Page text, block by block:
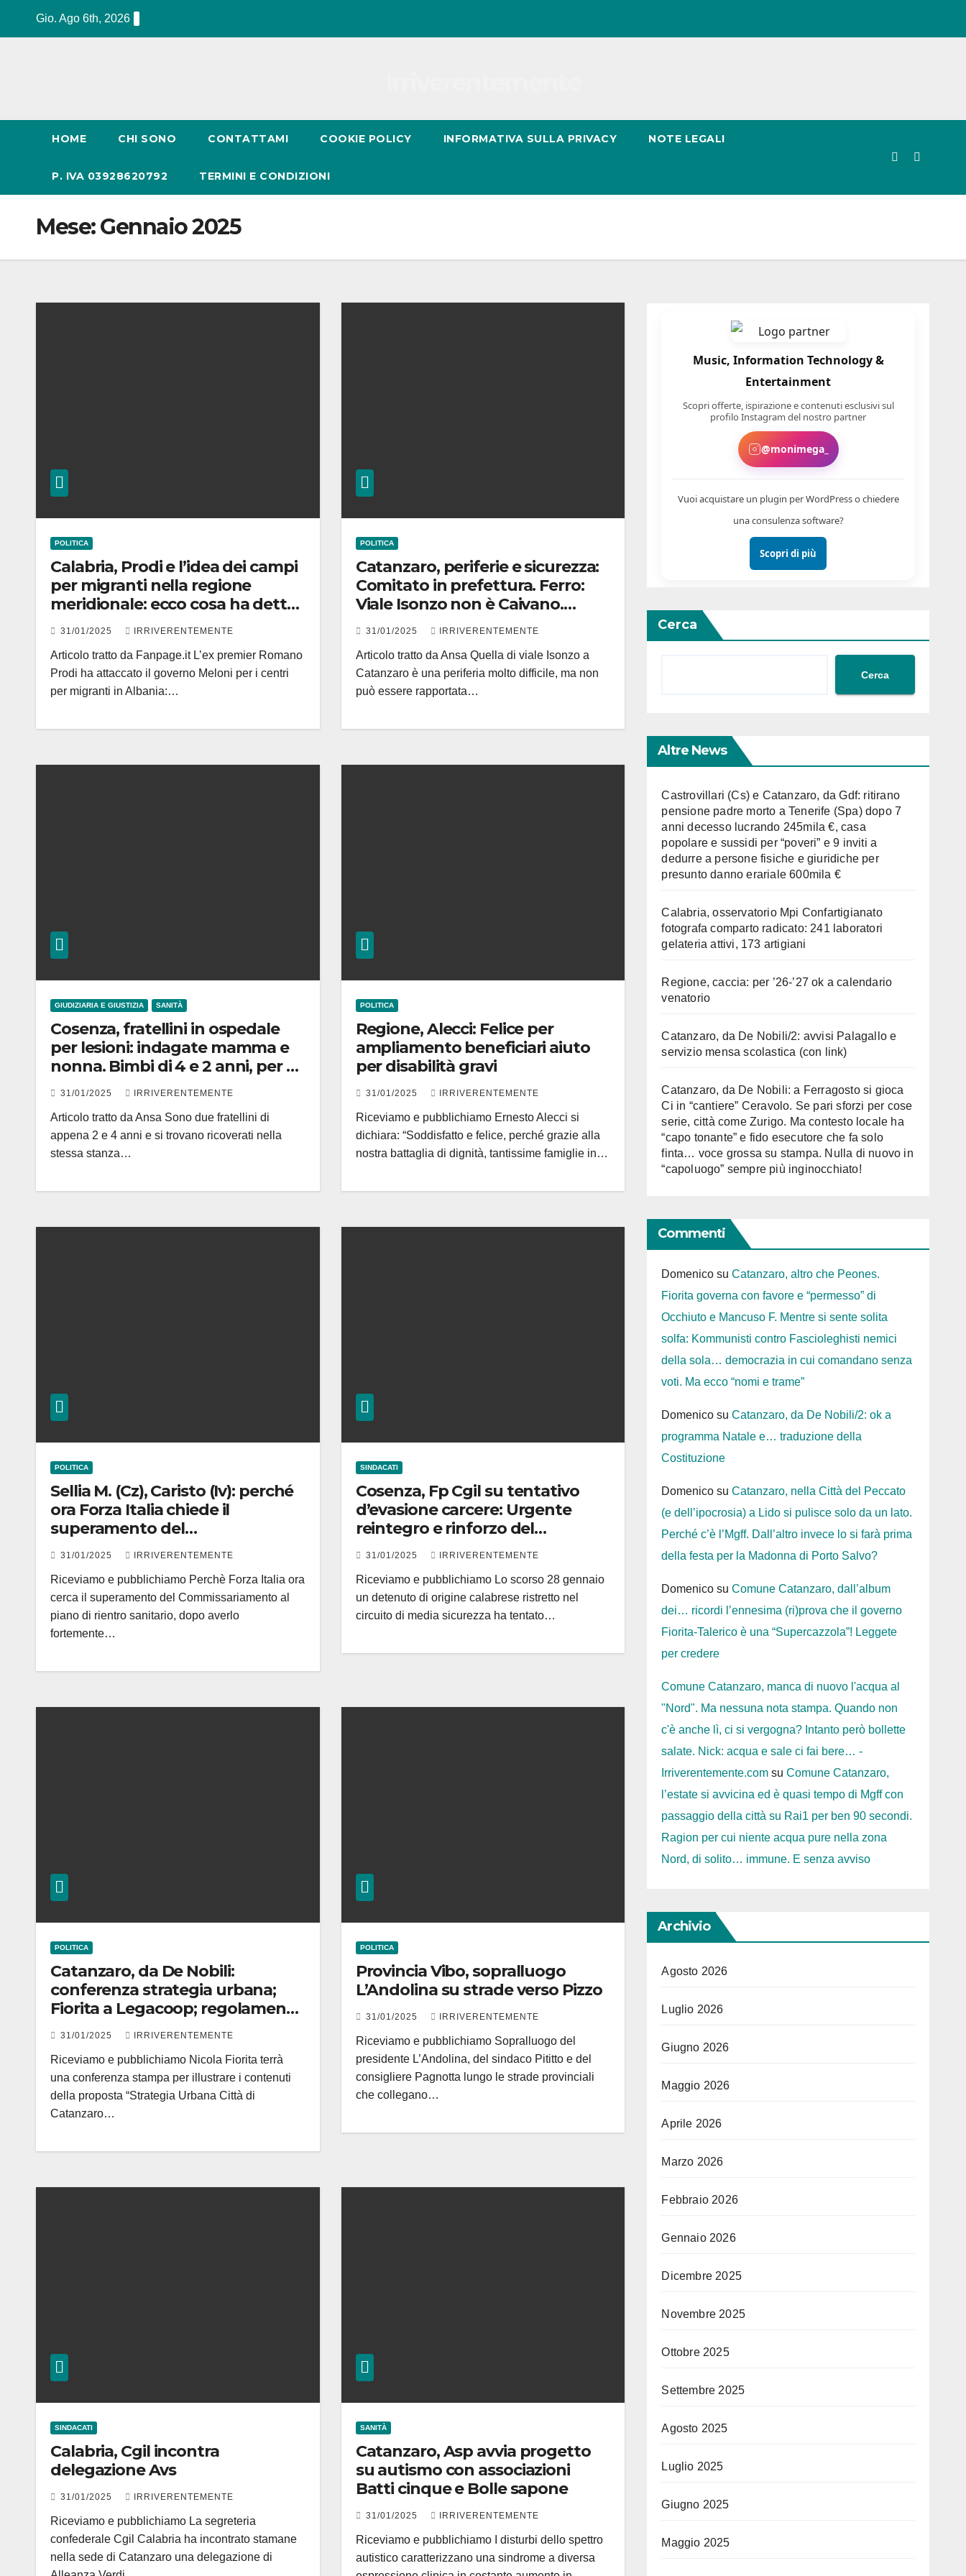
Gio. Ago 6th, 2026
HOME CHI SONO CONTATTAMI COOKIE POLICY INFORMATIVA SULLA PRIVACY NOTE LEGALI
P. IVA 03928620792 TERMINI E CONDIZIONI
Mese:Gennaio 2025
POLITICA
Calabria, Prodi e l’idea dei campi
per migranti nella regione
meridionale: ecco cosa ha detto
e perché centrodestra lo attacca
31/01/2025 IRRIVERENTEMENTE
Articolo tratto da Fanpage.it L’ex premier Romano
Prodi ha attaccato il governo Meloni per i centri
per migranti in Albania:…
POLITICA
Catanzaro, periferie e sicurezza:
Comitato in prefettura. Ferro:
Viale Isonzo non è Caivano.
risorse da Ministero
31/01/2025 IRRIVERENTEMENTE
Articolo tratto da Ansa Quella di viale Isonzo a
Catanzaro è una periferia molto difficile, ma non
può essere rapportata…
GIUDIZIARIA E GIUSTIZIA SANITÀ
Cosenza, fratellini in ospedale
per lesioni: indagate mamma e
nonna. Bimbi di 4 e 2 anni, per 2
donne allontanamento urgente
avvicinarsi ai piccoli
31/01/2025 IRRIVERENTEMENTE
Articolo tratto da Ansa Sono due fratellini di
appena 2 e 4 anni e si trovano ricoverati nella
stessa stanza…
POLITICA
Regione, Alecci: Felice per
ampliamento beneficiari aiuto
per disabilità gravi
31/01/2025 IRRIVERENTEMENTE
Riceviamo e pubblichiamo Ernesto Alecci si
dichiara: “Soddisfatto e felice, perché grazie alla
nostra battaglia di dignità, tantissime famiglie in…
POLITICA
Sellia M. (Cz), Caristo (Iv): perché
ora Forza Italia chiede il
superamento del
commissariamento
31/01/2025 IRRIVERENTEMENTE
Riceviamo e pubblichiamo Perchè Forza Italia ora
cerca il superamento del Commissariamento al
piano di rientro sanitario, dopo averlo
fortemente…
SINDACATI
Cosenza, Fp Cgil su tentativo
d’evasione carcere: Urgente
reintegro e rinforzo del
personale
31/01/2025 IRRIVERENTEMENTE
Riceviamo e pubblichiamo Lo scorso 28 gennaio
un detenuto di origine calabrese ristretto nel
circuito di media sicurezza ha tentato…
POLITICA
Catanzaro, da De Nobili:
conferenza strategia urbana;
Fiorita a Legacoop; regolamento
impianti sportivi; Zona
Monopoli e avviso per
commercio ambulante Stadio
(con link)
31/01/2025 IRRIVERENTEMENTE
Riceviamo e pubblichiamo Nicola Fiorita terrà
una conferenza stampa per illustrare i contenuti
della proposta “Strategia Urbana Città di
Catanzaro…
POLITICA
Provincia Vibo, sopralluogo
L’Andolina su strade verso Pizzo
31/01/2025 IRRIVERENTEMENTE
Riceviamo e pubblichiamo Sopralluogo del
presidente L’Andolina, del sindaco Pititto e del
consigliere Pagnotta lungo le strade provinciali
che collegano…
SINDACATI
Calabria, Cgil incontra
delegazione Avs
31/01/2025 IRRIVERENTEMENTE
Riceviamo e pubblichiamo La segreteria
confederale Cgil Calabria ha incontrato stamane
nella sede di Catanzaro una delegazione di
SANITÀ
Catanzaro, Asp avvia progetto
su autismo con associazioni
Batti cinque e Bolle sapone
31/01/2025 IRRIVERENTEMENTE
Riceviamo e pubblichiamo I disturbi dello spettro
autistico caratterizzano una sindrome a diversa
Cerca
Cerca
Altre News
Castrovillari (Cs) e Catanzaro, da Gdf: ritirano
pensione padre morto a Tenerife (Spa) dopo 7
anni decesso lucrando 245mila €, casa
popolare e sussidi per “poveri” e 9 inviti a
dedurre a persone fisiche e giuridiche per
presunto danno erariale 600mila €
Calabria, osservatorio Mpi Confartigianato
fotografa comparto radicato: 241 laboratori
gelateria attivi, 173 artigiani
Regione, caccia: per ’26-’27 ok a calendario
venatorio
Catanzaro, da De Nobili/2: avvisi Palagallo e
servizio mensa scolastica (con link)
Catanzaro, da De Nobili: a Ferragosto si gioca
Ci in “cantiere” Ceravolo. Se pari sforzi per cose
serie, città come Zurigo. Ma contesto locale ha
“capo tonante” e fido esecutore che fa solo
finta… voce grossa su stampa. Nulla di nuovo in
“capoluogo” sempre più inginocchiato!
Commenti
Domenico suCatanzaro, altro che Peones.
Fiorita governa con favore e “permesso” di
Occhiuto e Mancuso F. Mentre si sente solita
solfa: Kommunisti contro Fascioleghisti nemici
della sola… democrazia in cui comandano senza
voti. Ma ecco “nomi e trame”
Domenico suCatanzaro, da De Nobili/2: ok a
programma Natale e… traduzione della
Costituzione
Domenico suCatanzaro, nella Città del Peccato
(e dell’ipocrosia) a Lido si pulisce solo da un lato.
Perché c’è l’Mgff. Dall’altro invece lo si farà prima
della festa per la Madonna di Porto Salvo?
Domenico suComune Catanzaro, dall’album
dei… ricordi l’ennesima (ri)prova che il governo
Fiorita-Talerico è una “Supercazzola”! Leggete
per credere
Comune Catanzaro, manca di nuovo l'acqua al
"Nord". Ma nessuna nota stampa. Quando non
c'è anche lì, ci si vergogna? Intanto però bollette
salate. Nick: acqua e sale ci fai bere… -
Irriverentemente.com suComune Catanzaro,
l’estate si avvicina ed è quasi tempo di Mgff con
passaggio della città su Rai1 per ben 90 secondi.
Ragion per cui niente acqua pure nella zona
Nord, di solito… immune. E senza avviso
Archivio
Agosto 2026
Luglio 2026
Giugno 2026
Maggio 2026
Aprile 2026
Marzo 2026
Febbraio 2026
Gennaio 2026
Dicembre 2025
Novembre 2025
Ottobre 2025
Settembre 2025
Agosto 2025
Luglio 2025
Giugno 2025
Maggio 2025
Music, Information Technology &
Entertainment
Scopri offerte, ispirazione e contenuti esclusivi sul
profilo Instagram del nostro partner
@monimega_
Vuoi acquistare un plugin per WordPress o chiedere
una consulenza software?
Scopri di più